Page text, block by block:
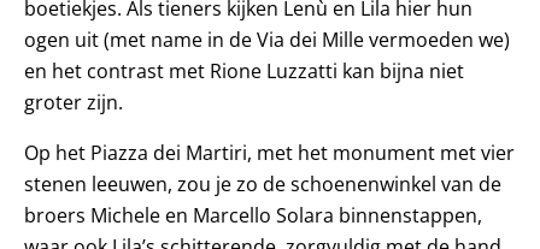
boetiekjes. Als tieners kijken Lenù en Lila hier hun
ogen uit (met name in de Via dei Mille vermoeden we)
en het contrast met Rione Luzzatti kan bijna niet
groter zijn.
Op het Piazza dei Martiri, met het monument met vier
stenen leeuwen, zou je zo de schoenenwinkel van de
broers Michele en Marcello Solara binnenstappen,